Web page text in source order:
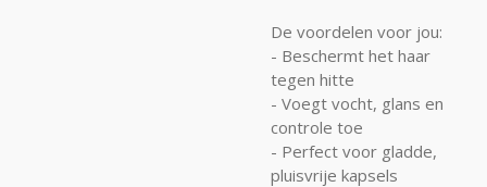
De voordelen voor jou:
- Beschermt het haar
tegen hitte
- Voegt vocht, glans en
controle toe
- Perfect voor gladde,
pluisvrije kapsels